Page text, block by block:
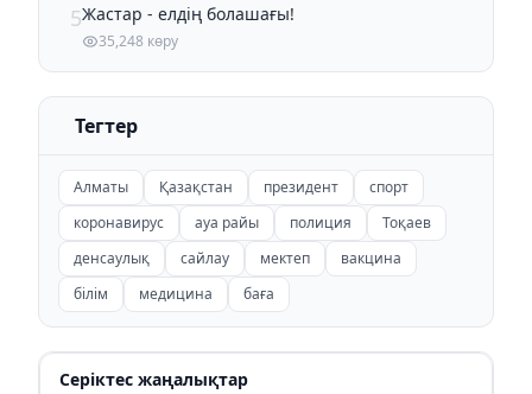
5Жастар - елдің болашағы!
35,248 көру
Тегтер
Алматы Қазақстан президент
спорт
коронавирус
ауа райы полиция
Тоқаев
денсаулық
сайлау мектеп
вакцина
білім
медицина баға
Серіктес жаңалықтар